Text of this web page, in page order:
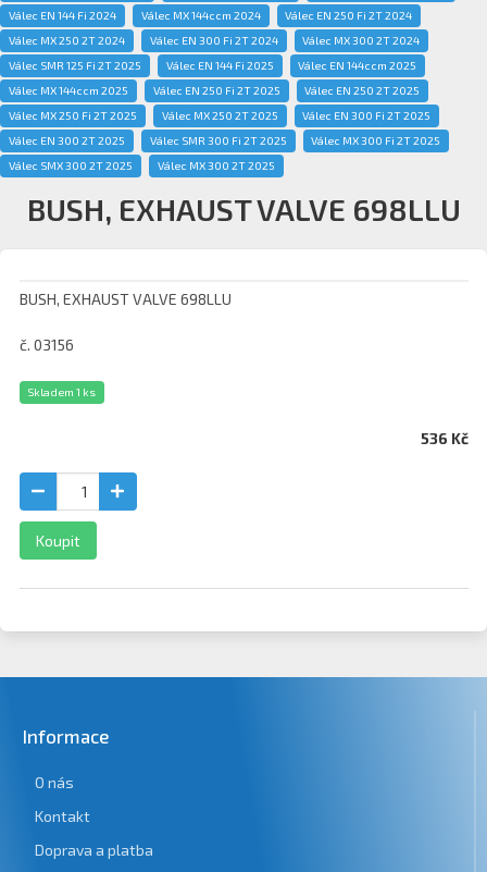
Válec EN 144 Fi 2024
Válec MX 144ccm 2024
Válec EN 250 Fi 2T 2024
Válec MX 250 2T 2024
Válec EN 300 Fi 2T 2024
Válec MX 300 2T 2024
Válec SMR 125 Fi 2T 2025
Válec EN 144 Fi 2025
Válec EN 144ccm 2025
Válec MX 144ccm 2025
Válec EN 250 Fi 2T 2025
Válec EN 250 2T 2025
Válec MX 250 Fi 2T 2025
Válec MX 250 2T 2025
Válec EN 300 Fi 2T 2025
Válec EN 300 2T 2025
Válec SMR 300 Fi 2T 2025
Válec MX 300 Fi 2T 2025
Válec SMX 300 2T 2025
Válec MX 300 2T 2025
BUSH, EXHAUST VALVE 698LLU
BUSH, EXHAUST VALVE 698LLU
č. 03156
Skladem 1 ks
536 Kč
Koupit
Informace
O nás
Kontakt
Doprava a platba